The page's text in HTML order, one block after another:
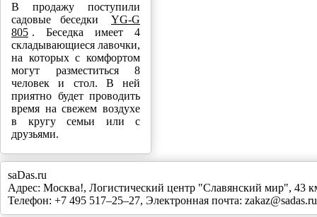
В продажу поступили
садовые беседки
YG-G
805 . Беседка имеет 4
складывающиеся лавочки,
на которых с комфортом
могут разместиться 8
человек и стол. В ней
приятно будет проводить
время на свежем воздухе
в кругу семьи или с
друзьями.
saDas.ru
Адрес: Москва!, Логистический центр "Славянский мир",
Телефон: +7 495 517–25–27, Электронная почта: zakaz@sadas.ru